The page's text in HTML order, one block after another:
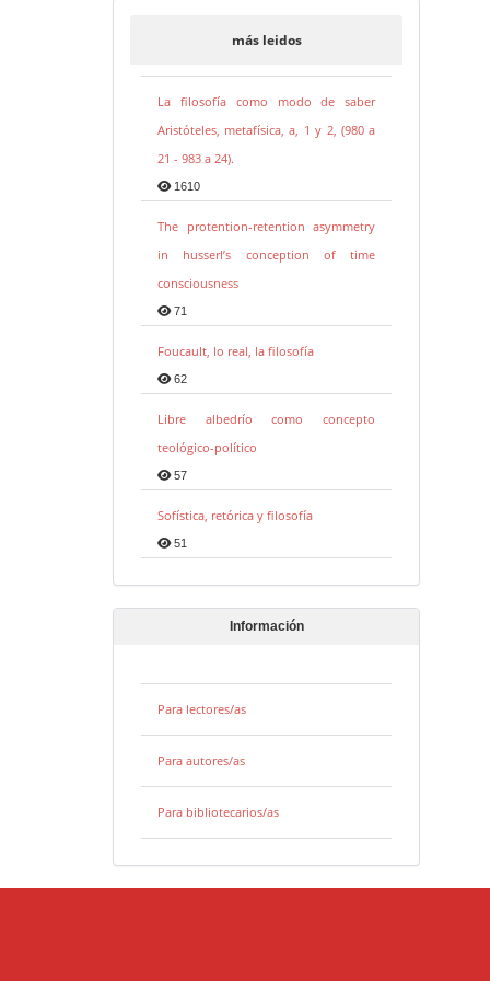
más leidos
La filosofía como modo de saber
Aristóteles, metafísica, a, 1 y 2, (980 a
21 - 983 a 24).
1610
The protention-retention asymmetry
in husserl’s conception of time
consciousness
71
Foucault, lo real, la filosofía
62
Libre albedrío como concepto
teológico-político
57
Sofística, retórica y filosofía
51
Información
Para lectores/as
Para autores/as
Para bibliotecarios/as